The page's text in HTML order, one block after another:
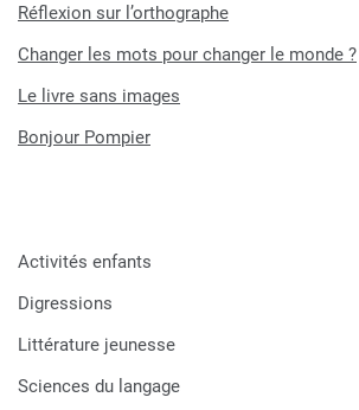
Réflexion sur l’orthographe
Changer les mots pour changer le monde ?
Le livre sans images
Bonjour Pompier
Activités enfants
Digressions
Littérature jeunesse
Sciences du langage